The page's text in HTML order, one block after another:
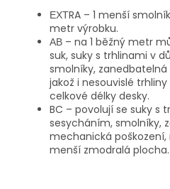
ЕХТRA – 1 menší
metr výrobku.
АВ – na 1 běžný metr
suk, suky s trhlinami v
smolníky,
jakož i nesouvislé
celkové délky desky.
BC – povolují se suky s
sesycháním, smolníky,
mechanická
menší zmodralá plocha.